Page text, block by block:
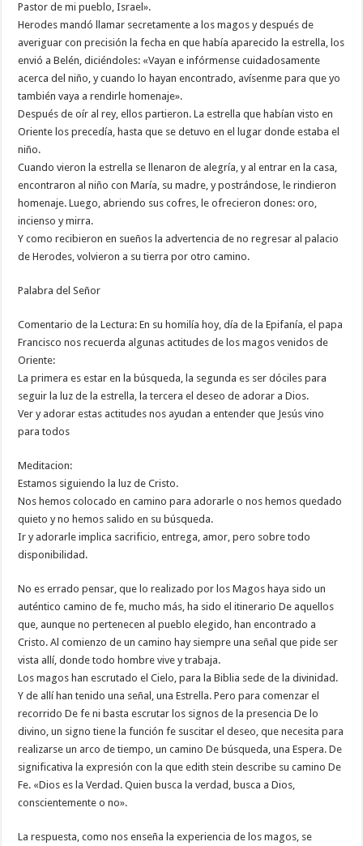
Pastor de mi pueblo, Israel».
Herodes mandó llamar secretamente a los magos y después de
averiguar con precisión la fecha en que había aparecido la estrella, los
envió a Belén, diciéndoles: «Vayan e infórmense cuidadosamente
acerca del niño, y cuando lo hayan encontrado, avísenme para que yo
también vaya a rendirle homenaje».
Después de oír al rey, ellos partieron. La estrella que habían visto en
Oriente los precedía, hasta que se detuvo en el lugar donde estaba el
niño.
Cuando vieron la estrella se llenaron de alegría, y al entrar en la casa,
encontraron al niño con María, su madre, y postrándose, le rindieron
homenaje. Luego, abriendo sus cofres, le ofrecieron dones: oro,
incienso y mirra.
Y como recibieron en sueños la advertencia de no regresar al palacio
de Herodes, volvieron a su tierra por otro camino.
Palabra del Señor
Comentario de la Lectura: En su homilía hoy, día de la Epifanía, el papa
Francisco nos recuerda algunas actitudes de los magos venidos de
Oriente:
La primera es estar en la búsqueda, la segunda es ser dóciles para
seguir la luz de la estrella, la tercera el deseo de adorar a Dios.
Ver y adorar estas actitudes nos ayudan a entender que Jesús vino
para todos
Meditacion:
Estamos siguiendo la luz de Cristo.
Nos hemos colocado en camino para adorarle o nos hemos quedado
quieto y no hemos salido en su búsqueda.
Ir y adorarle implica sacrificio, entrega, amor, pero sobre todo
disponibilidad.
No es errado pensar, que lo realizado por los Magos haya sido un
auténtico camino de fe, mucho más, ha sido el itinerario De aquellos
que, aunque no pertenecen al pueblo elegido, han encontrado a
Cristo. Al comienzo de un camino hay siempre una señal que pide ser
vista allí, donde todo hombre vive y trabaja.
Los magos han escrutado el Cielo, para la Biblia sede de la divinidad.
Y de allí han tenido una señal, una Estrella. Pero para comenzar el
recorrido De fe ni basta escrutar los signos de la presencia De lo
divino, un signo tiene la función fe suscitar el deseo, que necesita para
realizarse un arco de tiempo, un camino De búsqueda, una Espera. De
significativa la expresión con la que edith stein describe su camino De
Fe. «Dios es la Verdad. Quien busca la verdad, busca a Dios,
conscientemente o no».
La respuesta, como nos enseña la experiencia de los magos, se